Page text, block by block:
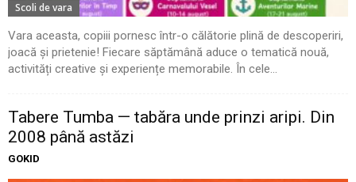
Scoli de vara
Vara aceasta, copiii pornesc într-o călătorie plină de descoperiri,
joacă și prietenie! Fiecare săptămână aduce o tematică nouă,
activități creative și experiențe memorabile. În cele...
Tabere Tumba — tabăra unde prinzi aripi. Din
2008 până astăzi
GOKID